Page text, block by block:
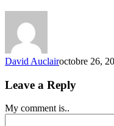
David Auclairoctobre 26,
Leave a Reply
My comment is..